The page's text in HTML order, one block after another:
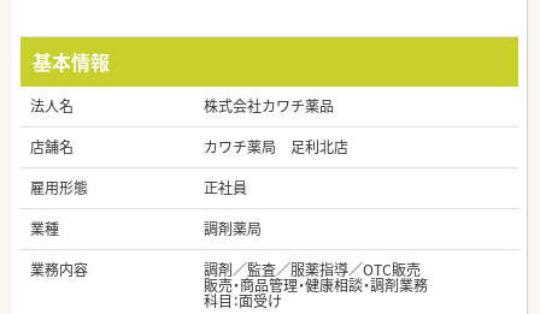
基本情報
法人名
株式会社カワチ薬品
店舗名
カワチ薬局 足利北店
雇用形態
正社員
業種
調剤薬局
業務内容
調剤／監査／服薬指導／OTC販売
販売・商品管理・健康相談・調剤業務
科目：面受け